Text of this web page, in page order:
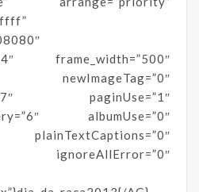
frame_width=”500″
newImageTag=”0″
paginUse=”1″
albumUse=”0″
plainTextCaptions=”0″
ignoreAllError=”0″